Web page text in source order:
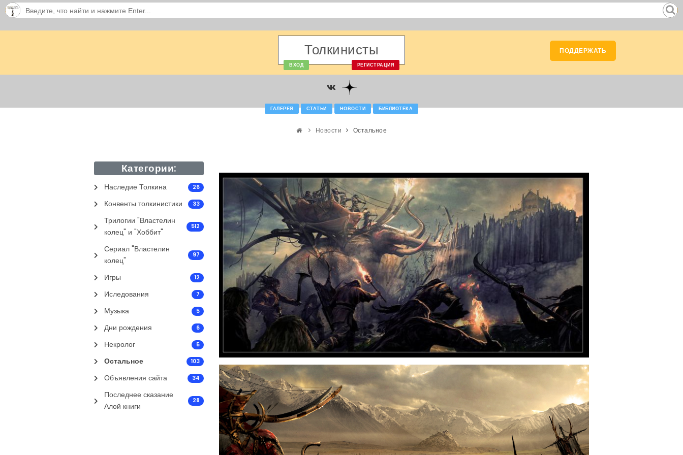
Толкинисты
ВХОД РЕГИСТРАЦИЯ
ПОДДЕРЖАТЬ
ГАЛЕРЕЯ СТАТЬИ НОВОСТИ БИБЛИОТЕКА
Новости Остальное
Категории:
Наследие Толкина 26
Конвенты толкинистики 33
Трилогии "Властелин
колец" и "Хоббит"
512
Сериал "Властелин
колец"
97
Игры 12
Иследования 7
Музыка 5
Дни рождения 6
Некролог 5
Остальное 103
Объявления сайта 34
Последнее сказание
Алой книги
28